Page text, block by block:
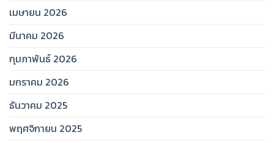
เมษายน 2026
มีนาคม 2026
กุมภาพันธ์ 2026
มกราคม 2026
ธันวาคม 2025
พฤศจิกายน 2025